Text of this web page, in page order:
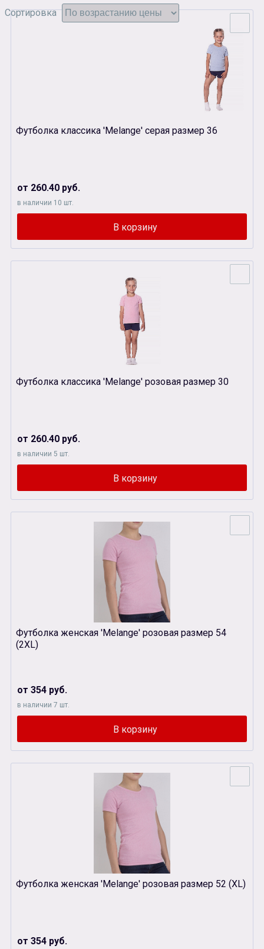
Сортировка
Футболка классика 'Melange' серая размер 36
от 260.40 руб.
в наличии 10 шт.
Футболка классика 'Melange' розовая размер 30
от 260.40 руб.
в наличии 5 шт.
Футболка женская 'Melange' розовая размер 54
(2XL)
от 354 руб.
в наличии 7 шт.
Футболка женская 'Melange' розовая размер 52 (XL)
от 354 руб.